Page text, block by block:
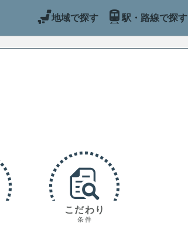
地域で探す 駅・路線で探す
こだわり
条件